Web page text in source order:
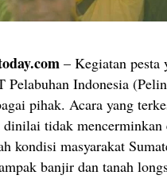
– Kegiatan pesta
Pelabuhan Indonesia
pihak. Acara yang
dinilai tidak mencerminkan
kondisi masyarakat
banjir dan tanah